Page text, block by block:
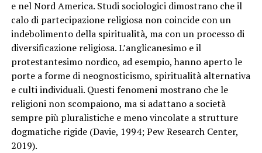
e nel Nord America. Studi sociologici dimostrano che il
calo di partecipazione religiosa non coincide con un
indebolimento della spiritualità, ma con un processo di
diversificazione religiosa. L’anglicanesimo e il
protestantesimo nordico, ad esempio, hanno aperto le
porte a forme di neognosticismo, spiritualità alternativa
e culti individuali. Questi fenomeni mostrano che le
religioni non scompaiono, ma si adattano a società
sempre più pluralistiche e meno vincolate a strutture
dogmatiche rigide (Davie, 1994; Pew Research Center,
2019).